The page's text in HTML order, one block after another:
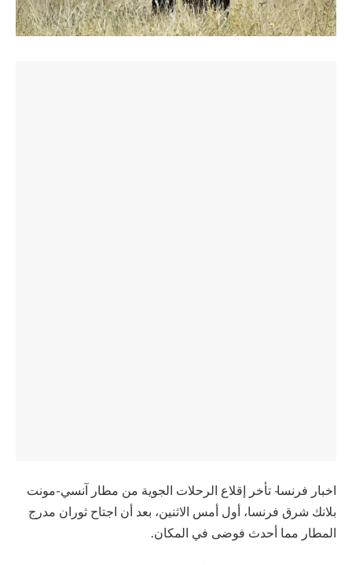
اخبار فرنسا- تأخر إقلاع الرحلات الجوية من مطار آنسي-مونت
بلانك شرق فرنسا، أول أمس الاثنين، بعد أن اجتاح ثوران مدرج
المطار مما أحدث فوضى في المكان.